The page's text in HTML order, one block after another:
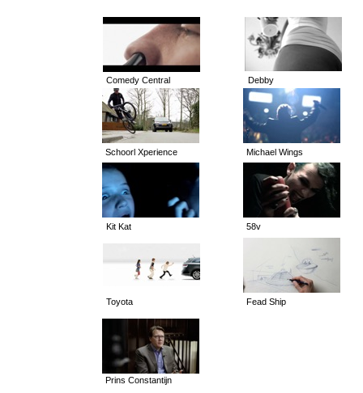
Comedy Central Debby
Kit Kat
Toyota
58v
Michael Wings
Fead Ship
Schoorl Xperience
Prins Constantijn